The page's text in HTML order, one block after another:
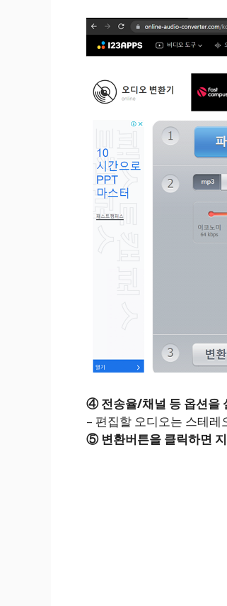
④ 전송율/채널 등 옵션을
– 편집할 오디오는 스테
⑤ 변환버튼을 클릭하면